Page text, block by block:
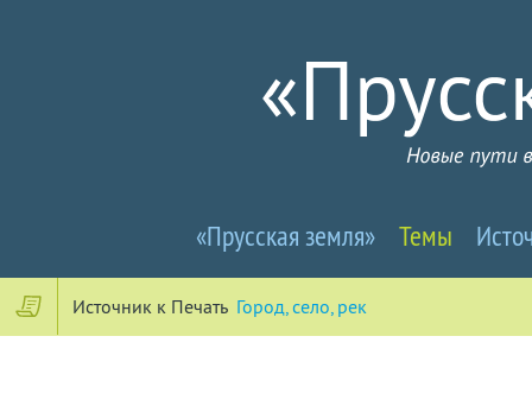
-
Новые
«Прусская земля» Темы
Источник к Печать Город, село, рек